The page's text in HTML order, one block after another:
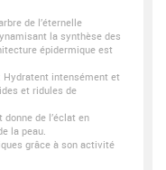
de l’éternelle
la synthèse des
épidermique est
Hydratent intensément et
et ridules de
de l’éclat en
la peau.
grâce à son activité